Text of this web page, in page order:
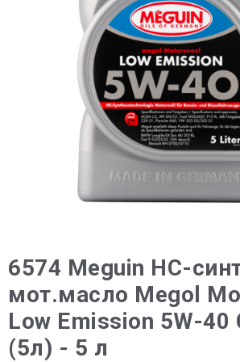
6574 Meguin НС-
мот.масло Megol
Low Emission 5W-40
(5л) - 5 л